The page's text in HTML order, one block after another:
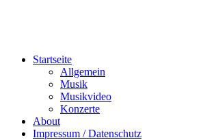
Startseite
Allgemein
Musik
Musikvideo
Konzerte
About
Impressum / Datenschutz